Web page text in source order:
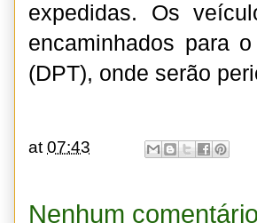
expedidas. Os
encaminhados para
(DPT), onde serão
at07:43
Nenhum